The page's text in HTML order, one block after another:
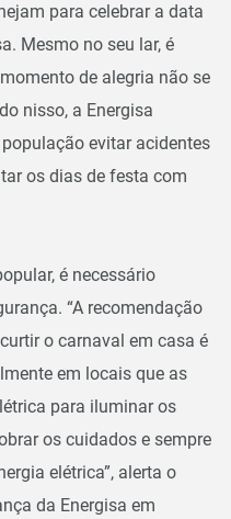
para celebrar a data
Mesmo no seu lar, é
de alegria não se
nisso, a Energisa
evitar acidentes
os dias de festa com
é necessário
“A recomendação
o carnaval em casa é
em locais que as
para iluminar os
os cuidados e sempre
elétrica”, alerta o
da Energisa em